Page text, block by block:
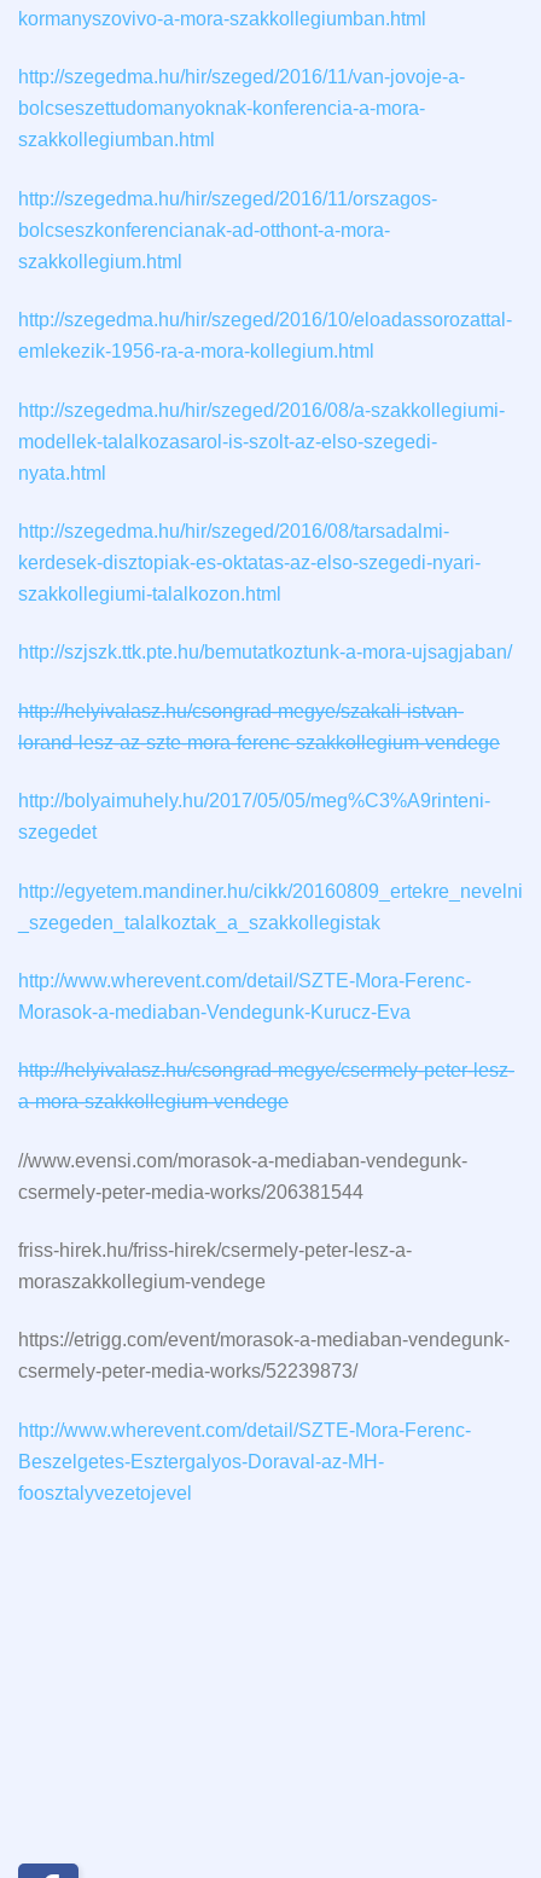
kormanyszovivo-a-mora-szakkollegiumban.html
http://szegedma.hu/hir/szeged/2016/11/van-jovoje-a-
bolcseszettudomanyoknak-konferencia-a-mora-
szakkollegiumban.html
http://szegedma.hu/hir/szeged/2016/11/orszagos-
bolcseszkonferencianak-ad-otthont-a-mora-
szakkollegium.html
http://szegedma.hu/hir/szeged/2016/10/eloadassorozattal-
emlekezik-1956-ra-a-mora-kollegium.html
http://szegedma.hu/hir/szeged/2016/08/a-szakkollegiumi-
modellek-talalkozasarol-is-szolt-az-elso-szegedi-
nyata.html
http://szegedma.hu/hir/szeged/2016/08/tarsadalmi-
kerdesek-disztopiak-es-oktatas-az-elso-szegedi-nyari-
szakkollegiumi-talalkozon.html
http://szjszk.ttk.pte.hu/bemutatkoztunk-a-mora-ujsagjaban/
http://helyivalasz.hu/csongrad-megye/szakali-istvan-
lorand-lesz-az-szte-mora-ferenc-szakkollegium-vendege
http://bolyaimuhely.hu/2017/05/05/meg%C3%A9rinteni-
szegedet
http://egyetem.mandiner.hu/cikk/20160809_ertekre_nevelni
_szegeden_talalkoztak_a_szakkollegistak
http://www.wherevent.com/detail/SZTE-Mora-Ferenc-
Morasok-a-mediaban-Vendegunk-Kurucz-Eva
http://helyivalasz.hu/csongrad-megye/csermely-peter-lesz-
a-mora-szakkollegium-vendege
//www.evensi.com/morasok-a-mediaban-vendegunk-
csermely-peter-media-works/206381544
friss-hirek.hu/friss-hirek/csermely-peter-lesz-a-
moraszakkollegium-vendege
https://etrigg.com/event/morasok-a-mediaban-vendegunk-
csermely-peter-media-works/52239873/
http://www.wherevent.com/detail/SZTE-Mora-Ferenc-
Beszelgetes-Esztergalyos-Doraval-az-MH-
foosztalyvezetojevel